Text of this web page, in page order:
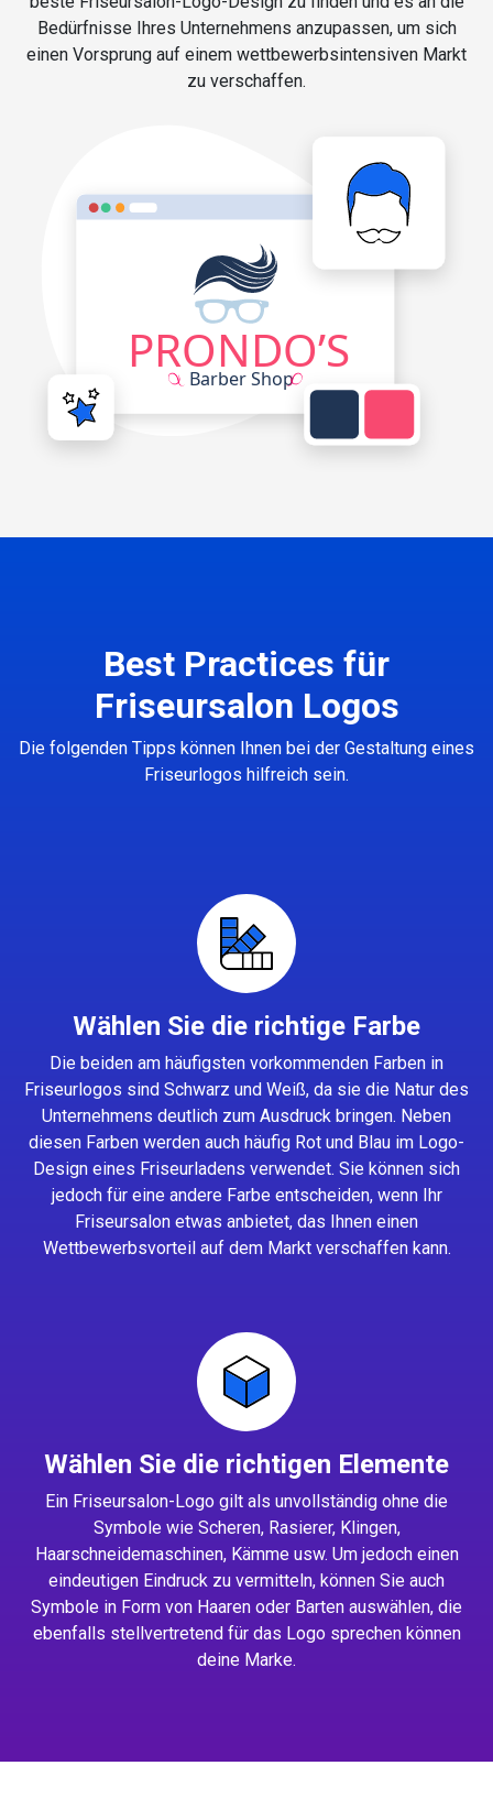
Bedürfnisse Ihres Unternehmens anzupassen, um sich
einen Vorsprung auf einem wettbewerbsintensiven Markt
zu verschaffen.
Best Practices für
Friseursalon Logos
Die folgenden Tipps können Ihnen bei der Gestaltung eines
Friseurlogos hilfreich sein.
Wählen Sie die richtige Farbe
Die beiden am häufigsten vorkommenden Farben in
Friseurlogos sind Schwarz und Weiß, da sie die Natur des
Unternehmens deutlich zum Ausdruck bringen. Neben
diesen Farben werden auch häufig Rot und Blau im Logo-
Design eines Friseurladens verwendet. Sie können sich
jedoch für eine andere Farbe entscheiden, wenn Ihr
Friseursalon etwas anbietet, das Ihnen einen
Wettbewerbsvorteil auf dem Markt verschaffen kann.
Wählen Sie die richtigen Elemente
Ein Friseursalon-Logo gilt als unvollständig ohne die
Symbole wie Scheren, Rasierer, Klingen,
Haarschneidemaschinen, Kämme usw. Um jedoch einen
eindeutigen Eindruck zu vermitteln, können Sie auch
Symbole in Form von Haaren oder Barten auswählen, die
ebenfalls stellvertretend für das Logo sprechen können
deine Marke.